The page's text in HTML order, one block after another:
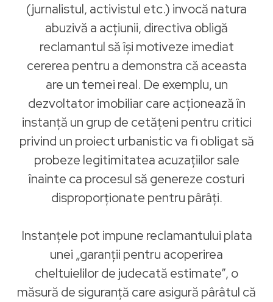
(jurnalistul, activistul etc.) invocă natura
abuzivă a acțiunii, directiva obligă
reclamantul să își motiveze imediat
cererea pentru a demonstra că aceasta
are un temei real. De exemplu, un
dezvoltator imobiliar care acționează în
instanță un grup de cetățeni pentru critici
privind un proiect urbanistic va fi obligat să
probeze legitimitatea acuzațiilor sale
înainte ca procesul să genereze costuri
disproporționate pentru pârâți.
Instanțele pot impune reclamantului plata
unei „garanții pentru acoperirea
cheltuielilor de judecată estimate”, o
măsură de siguranță care asigură pârâtul că